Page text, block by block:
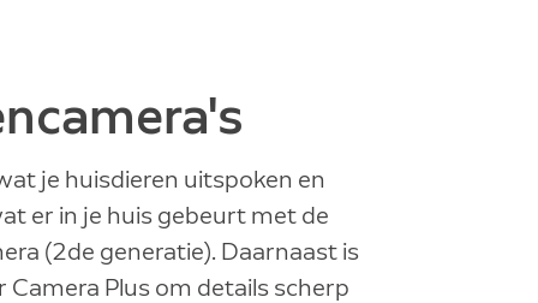
je huisdieren uitspoken en
er in je huis gebeurt met de
(2de generatie). Daarnaast is
Camera Plus om details scherp